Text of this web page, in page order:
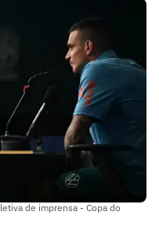
de imprensa - Copa do